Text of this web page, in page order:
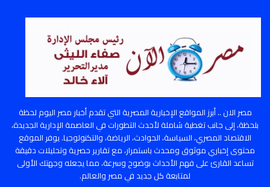
مصر الان .. أبرز المواقع الإخبارية المصرية التي تقدم أخبار مصر اليوم لحظة
بلحظة، إلى جانب تغطية شاملة لأحدث التطورات في العاصمة الإدارية الجديدة،
الاقتصاد المصري، السياسة، الحوادث، الرياضة، والتكنولوجيا. يوفر الموقع
محتوى إخباري موثوق ومحدث باستمرار، مع تقارير حصرية وتحليلات دقيقة
تساعد القارئ على فهم الأحداث بوضوح وسرعة، مما يجعله وجهتك الأولى
لمتابعة كل جديد في مصر والعالم.